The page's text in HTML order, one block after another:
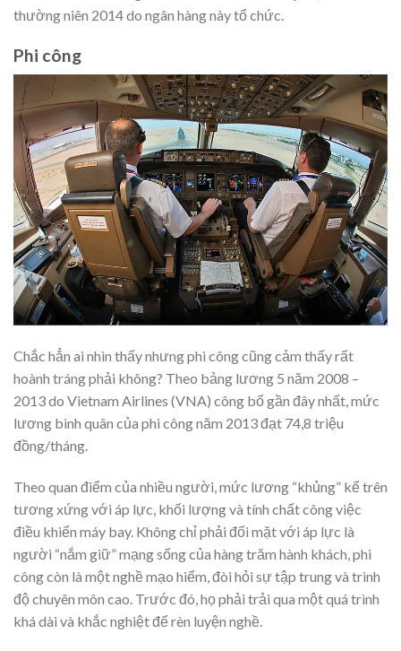
thường niên 2014 do ngân hàng này tổ chức.
Phi công
Chắc hẳn ai nhìn thấy nhưng phi công cũng cảm thấy rất
hoành tráng phải không? Theo bảng lương 5 năm 2008 –
2013 do Vietnam Airlines (VNA) công bố gần đây nhất, mức
lương bình quân của phi công năm 2013 đạt 74,8 triệu
đồng/tháng.
Theo quan điểm của nhiều người, mức lương “khủng” kể trên
tương xứng với áp lực, khối lượng và tính chất công việc
điều khiển máy bay. Không chỉ phải đối mặt với áp lực là
người “nắm giữ” mạng sống của hàng trăm hành khách, phi
công còn là một nghề mạo hiểm, đòi hỏi sự tập trung và trình
độ chuyên môn cao. Trước đó, họ phải trải qua một quá trình
khá dài và khắc nghiệt để rèn luyện nghề.